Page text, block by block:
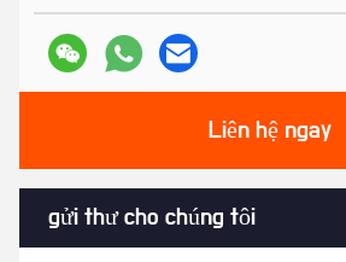
Liên hệ ngay
gửi thư cho chúng tôi